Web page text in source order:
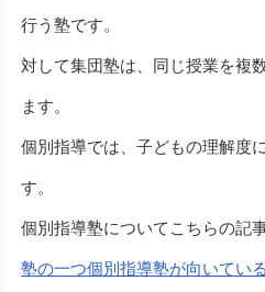
行う塾です。
対して集団塾は、同じ授業を複
ます。
個別指導では、子どもの理解度
す。
個別指導塾についてこちらの記
塾の一つ個別指導塾が向いてい